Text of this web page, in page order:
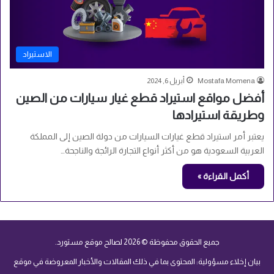
الاستيراد
Mostafa Momena أبريل 6, 2024
أفضل مواقع استيراد قطع غيار سيارات من الصين
وطريقة استيرادها
يعتبر أمر استيراد قطع غيارات السيارات من دولة الصين إلى المملكة
العربية السعودية هو من أكثر أنواع التجارة الرائجة والناجحة…
أكمل القراءة »
جميع الحقوق محفوظة © 2026 لصالح موقع مستورد.
بيان إخلاء مسؤولية: المحتوى بما في ذلك المقالات والأخبار المعروضة في موقع